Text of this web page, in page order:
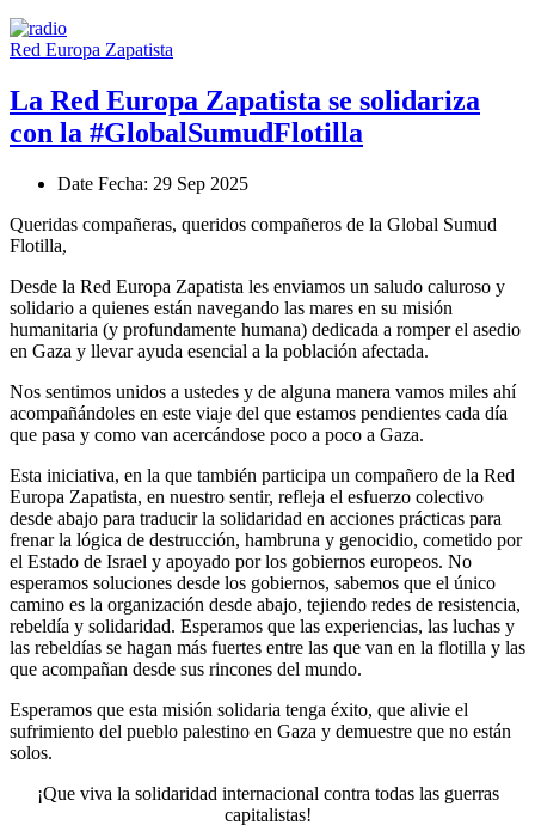
Red Europa Zapatista
La Red Europa Zapatista se solidariza
con la #GlobalSumudFlotilla
Date Fecha: 29 Sep 2025
Queridas compañeras, queridos compañeros de la Global Sumud
Flotilla,
Desde la Red Europa Zapatista les enviamos un saludo caluroso y
solidario a quienes están navegando las mares en su misión
humanitaria (y profundamente humana) dedicada a romper el asedio
en Gaza y llevar ayuda esencial a la población afectada.
Nos sentimos unidos a ustedes y de alguna manera vamos miles ahí
acompañándoles en este viaje del que estamos pendientes cada día
que pasa y como van acercándose poco a poco a Gaza.
Esta iniciativa, en la que también participa un compañero de la Red
Europa Zapatista, en nuestro sentir, refleja el esfuerzo colectivo
desde abajo para traducir la solidaridad en acciones prácticas para
frenar la lógica de destrucción, hambruna y genocidio, cometido por
el Estado de Israel y apoyado por los gobiernos europeos. No
esperamos soluciones desde los gobiernos, sabemos que el único
camino es la organización desde abajo, tejiendo redes de resistencia,
rebeldía y solidaridad. Esperamos que las experiencias, las luchas y
las rebeldías se hagan más fuertes entre las que van en la flotilla y las
que acompañan desde sus rincones del mundo.
Esperamos que esta misión solidaria tenga éxito, que alivie el
sufrimiento del pueblo palestino en Gaza y demuestre que no están
solos.
¡Que viva la solidaridad internacional contra todas las guerras
capitalistas!